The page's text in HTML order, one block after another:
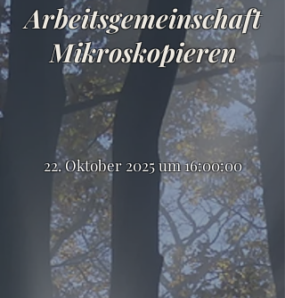
Arbeitsgemeinschaft
Mikroskopieren
22. Oktober 2025 um 16:00:00